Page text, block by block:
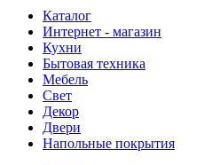
Каталог
Интернет - магазин
Кухни
Бытовая техника
Мебель
Свет
Декор
Двери
Напольные покрытия